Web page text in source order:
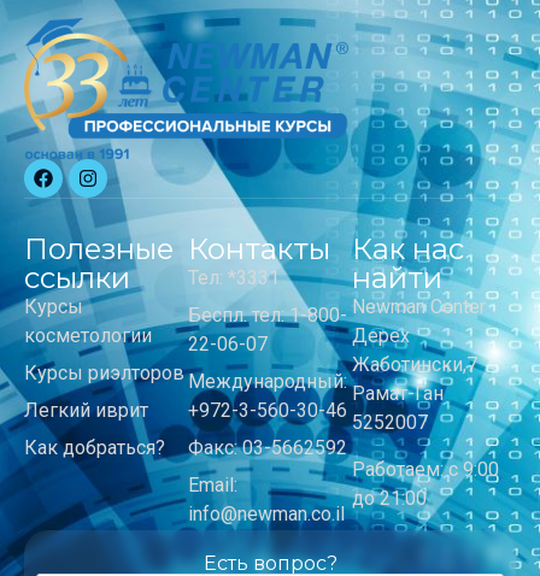
Полезные
ссылки
Курсы
косметологии
Курсы риэлторов
Легкий иврит
Как добраться?
Контакты
Тел: *3331
Беспл. тел: 1-800-
22-06-07
Международный:
+972-3-560-30-46
Факс: 03-5662592
Email:
info@newman.co.il
Как нас
найти
Newman Center
Дерех
Жаботински,7
Рамат-Ган
5252007
Работаем: с 9:00
до 21:00
Есть вопрос?